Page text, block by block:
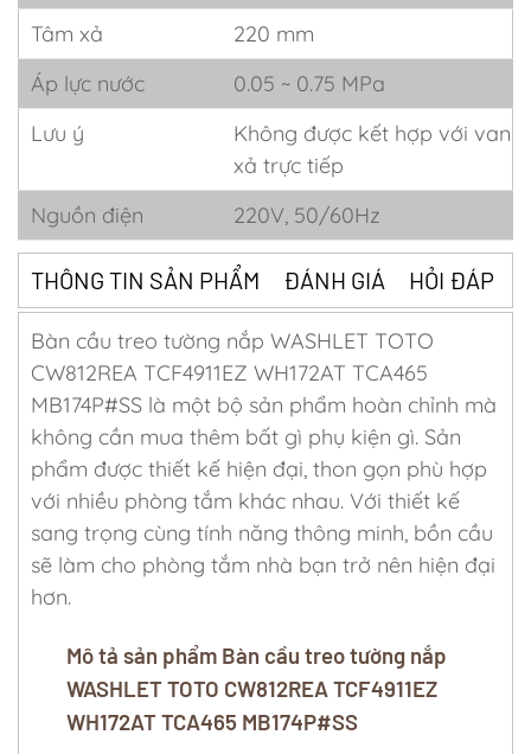
Tâm xả
220 mm
Áp lực nước
0.05 ~ 0.75 MPa
Lưu ý
Không được kết hợp với van
xả trực tiếp
Nguồn điện
220V, 50/60Hz
THÔNG TIN SẢN PHẨM ĐÁNH GIÁ HỎI ĐÁP
Bàn cầu treo tường nắp WASHLET TOTO
CW812REA TCF4911EZ WH172AT TCA465
MB174P#SS là một bộ sản phẩm hoàn chỉnh mà
không cần mua thêm bất gì phụ kiện gì. Sản
phẩm được thiết kế hiện đại, thon gọn phù hợp
với nhiều phòng tắm khác nhau. Với thiết kế
sang trọng cùng tính năng thông minh, bồn cầu
sẽ làm cho phòng tắm nhà bạn trở nên hiện đại
hơn.
Mô tả sản phẩm Bàn cầu treo tường nắp
WASHLET TOTO CW812REA TCF4911EZ
WH172AT TCA465 MB174P#SS